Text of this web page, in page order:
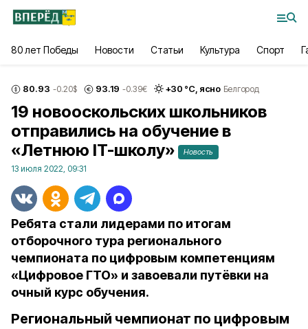
80 лет Победы Новости Статьи Культура Спорт
80.93 -0.20$ 93.19 -0.39€ +30 °С, ясно Белгород
19 новооскольских школьников
отправились на обучение в
«Летнюю IT-школу»
Новость
13 июля 2022, 09:31
Ребята стали лидерами по итогам
отборочного тура регионального
чемпионата по цифровым компетенциям
«Цифровое ГТО» и завоевали путёвки на
очный курс обучения.
Региональный чемпионат по цифровым